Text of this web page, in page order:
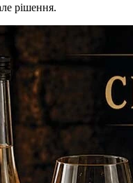
рішення.